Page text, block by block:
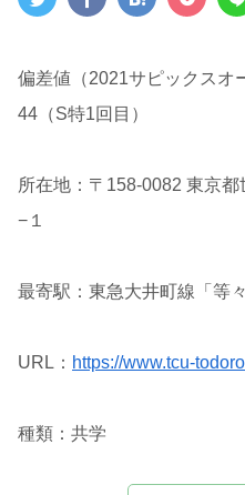
偏差値（2021サピックスオ
44（S特1回目）
所在地：〒158-0082 東京
−１
最寄駅：東急大井町線「等
URL： https://www.tcu-
種類：共学